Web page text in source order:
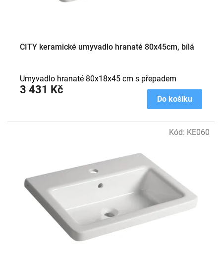
CITY keramické umyvadlo hranaté 80x45cm, bílá
3 431 Kč
Do košíku
Umyvadlo hranaté 80x18x45 cm s přepadem
Kód: KE060